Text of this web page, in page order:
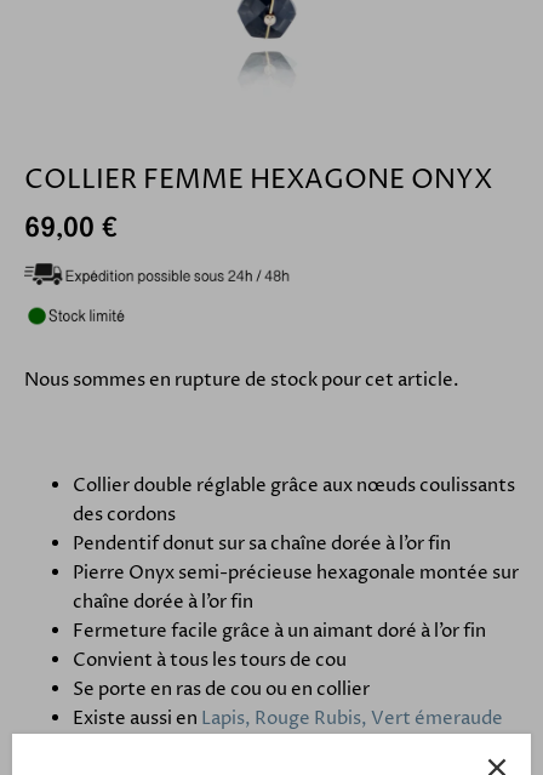
COLLIER FEMME HEXAGONE ONYX
69,00 €
Nous sommes en rupture de stock pour cet article.
Collier double réglable grâce aux nœuds coulissants
des cordons
Pendentif donut sur sa chaîne dorée à l’or fin
Pierre Onyx semi-précieuse hexagonale montée sur
chaîne dorée à l’or fin
Fermeture facile grâce à un aimant doré à l’or fin
Convient à tous les tours de cou
Se porte en ras de cou ou en collier
Existe aussi en Lapis, Rouge Rubis, Vert émeraude